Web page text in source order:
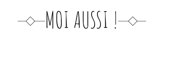
MOI AUSSI !